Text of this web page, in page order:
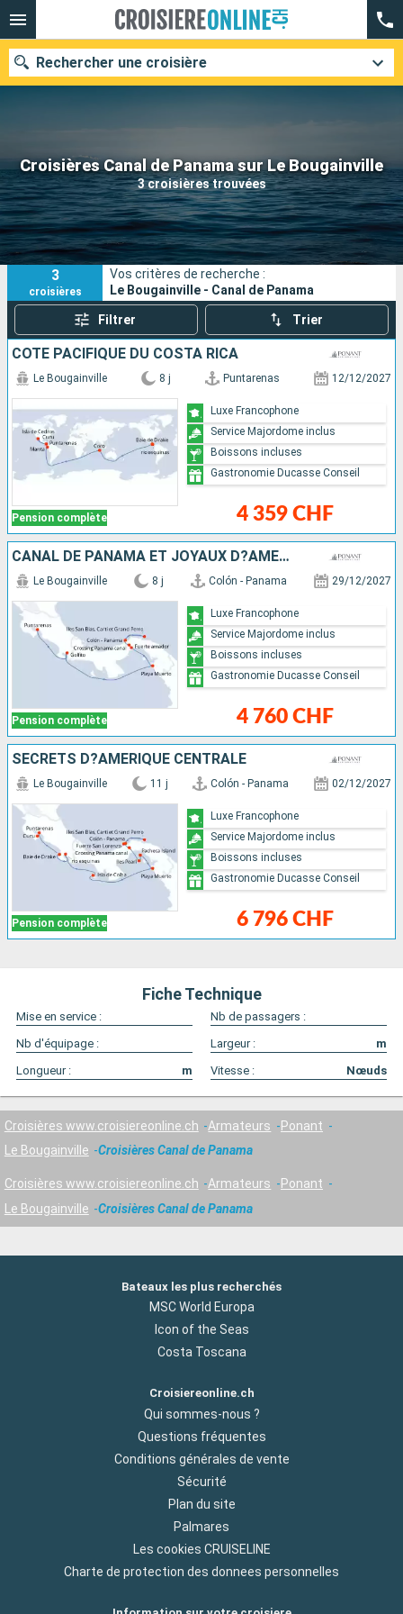
Croisières Canal de Panama sur Le Bougainville
3 croisières trouvées
Rechercher une croisière
Nos destinations
Mois de départ
Ports Compagnies
Rechercher
3
croisières
Vos critères de recherche :
Le Bougainville - Canal de Panama
Filtrer Trier
CÔTE PACIFIQUE DU COSTA RICA
Pension complète
Le Bougainville 8 j Puntarenas 12/12/2027
4 359 CHF
Luxe Francophone
Service Majordome inclus
Boissons incluses
Gastronomie Ducasse Conseil
CANAL DE PANAMA ET JOYAUX D?AMÉRIQUE CENTRALE
Pension complète
Le Bougainville 8 j Colón - Panama 29/12/2027
4 760 CHF
Luxe Francophone
Service Majordome inclus
Boissons incluses
Gastronomie Ducasse Conseil
SECRETS D?AMÉRIQUE CENTRALE
Pension complète
Le Bougainville 11 j Colón - Panama 02/12/2027
6 796 CHF
Luxe Francophone
Service Majordome inclus
Boissons incluses
Gastronomie Ducasse Conseil
Fiche Technique
Mise en service :
Nb de passagers :
Nb d'équipage :
Largeur :
m
Longueur :
m Vitesse : Nœuds
Croisières www.croisiereonline.ch Armateurs
Ponant
Le Bougainville
Croisières Canal de Panama
Croisières www.croisiereonline.ch Armateurs
Ponant
Le Bougainville
Croisières Canal de Panama
Bateaux les plus recherchés
MSC World Europa
Icon of the Seas
Costa Toscana
Croisiereonline.ch
Qui sommes-nous ?
Questions fréquentes
Conditions générales de vente
Sécurité
Plan du site
Palmares
Les cookies CRUISELINE
Charte de protection des donnees personnelles